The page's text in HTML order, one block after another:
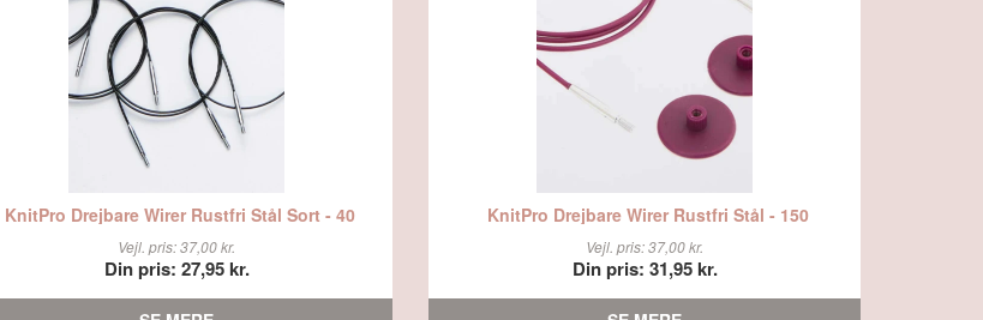
KnitPro Drejbare Wirer Rustfri Stål Sort - 40
Vejl. pris: 37,00 kr.
Din pris: 27,95 kr.
KnitPro Drejbare Wirer Rustfri Stål - 150
Vejl. pris: 37,00 kr.
Din pris: 31,95 kr.